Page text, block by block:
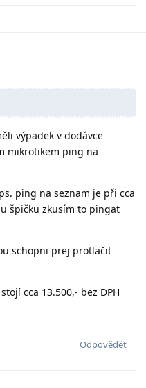
výpadek v dodávce
mikrotikem ping na
ping na seznam je při cca
špičku zkusím to pingat
schopni prej protlačit
cca 13.500,- bez DPH
Odpovědět